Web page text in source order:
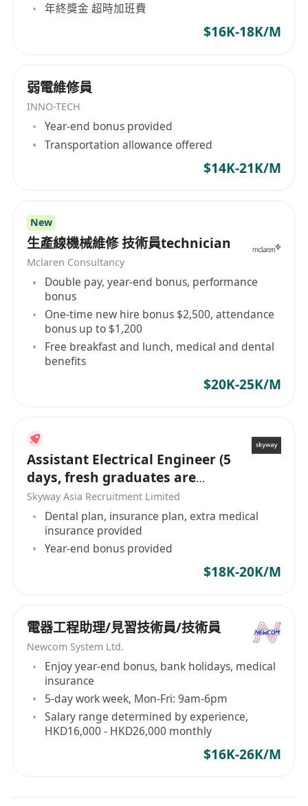
年終獎金 超時加班費
$16K-18K/M
弱電維修員
INNO-TECH
Year-end bonus provided
Transportation allowance offered
$14K-21K/M
New
生產線機械維修 技術員technician
Mclaren Consultancy
Double pay, year-end bonus, performance
bonus
One-time new hire bonus $2,500, attendance
bonus up to $1,200
Free breakfast and lunch, medical and dental
benefits
$20K-25K/M
Assistant Electrical Engineer (5
days, fresh graduates are
welcome!)
Skyway Asia Recruitment Limited
Dental plan, insurance plan, extra medical
insurance provided
Year-end bonus provided
$18K-20K/M
電器工程助理/見習技術員/技術員
Newcom System Ltd.
Enjoy year-end bonus, bank holidays, medical
insurance
5-day work week, Mon-Fri: 9am-6pm
Salary range determined by experience,
HKD16,000 - HKD26,000 monthly
$16K-26K/M